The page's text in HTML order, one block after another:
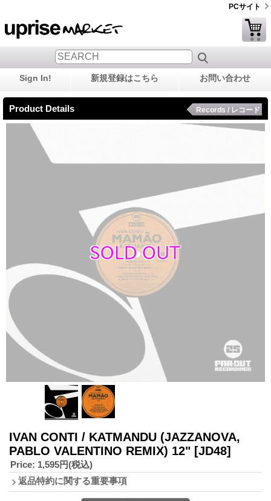
PCサイト
Sign In! 新規登録はこちら お問い合わせ
Product Details Records / レコード
IVAN CONTI / KATMANDU (JAZZANOVA,
PABLO VALENTINO REMIX) 12" [JD48]
Price: 1,595円(税込)
返品特約に関する重要事項